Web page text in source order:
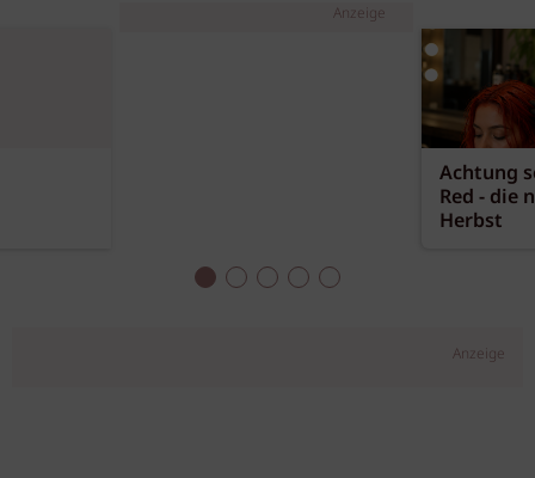
Anzeige
Achtung
Red - die
Herbst
Anzeige